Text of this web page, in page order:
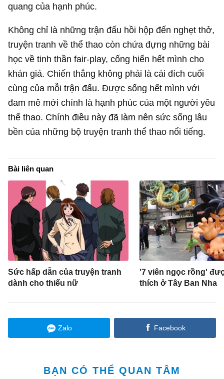
quang của hạnh phúc.
Không chỉ là những trận đấu hồi hộp đến nghẹt thở,
truyện tranh về thể thao còn chứa đựng những bài
học về tinh thần fair-play, cống hiến hết mình cho
khán giả. Chiến thắng không phải là cái đích cuối
cùng của mỗi trận đấu. Được sống hết mình với
đam mê mới chính là hạnh phúc của một người yêu
thể thao. Chính điều này đã làm nên sức sống lâu
bền của những bộ truyện tranh thể thao nổi tiếng.
Bài liên quan
Sức hấp dẫn của truyện tranh
dành cho thiếu nữ
'7 viên ngọc rồng'
thích ở Tây Ban Nha
Zalo Facebook
BẠN CÓ THỂ QUAN TÂM